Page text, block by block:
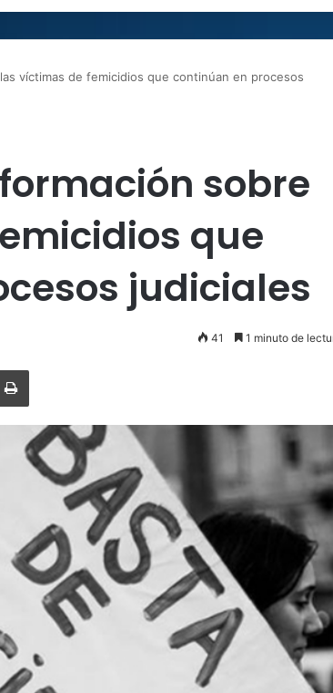
víctimas de femicidios que continúan en procesos
sobre
que
judiciales
41 1 minuto de
por correo electrónicoImprimir